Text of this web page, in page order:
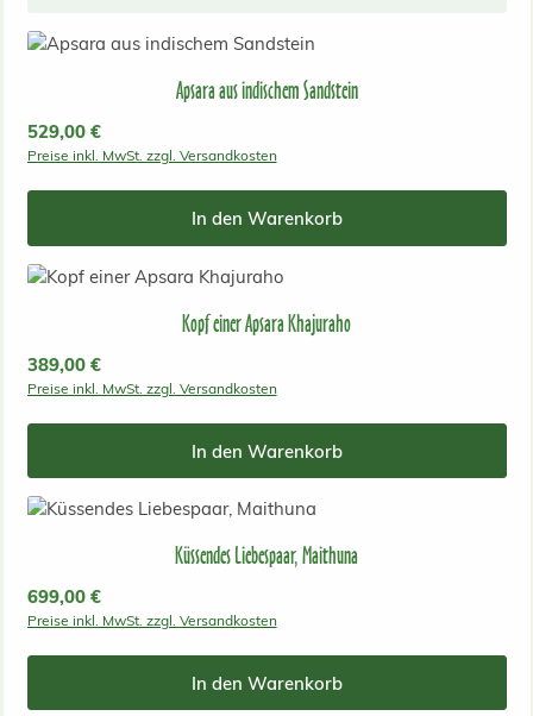
Apsara aus indischem Sandstein
Regulärer Preis:
529,00 €
Preise inkl. MwSt. zzgl. Versandkosten
In den Warenkorb
Kopf einer Apsara Khajuraho
Regulärer Preis:
389,00 €
Preise inkl. MwSt. zzgl. Versandkosten
In den Warenkorb
Küssendes Liebespaar, Maithuna
Regulärer Preis:
699,00 €
Preise inkl. MwSt. zzgl. Versandkosten
In den Warenkorb